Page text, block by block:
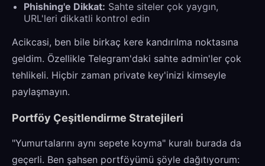
Phishing'e Dikkat: Sahte siteler çok yaygın,
URL'leri dikkatli kontrol edin
Acikcasi, ben bile birkaç kere kandırılma noktasına
geldim. Özellikle Telegram'daki sahte admin'ler çok
tehlikeli. Hiçbir zaman private key'inizi kimseyle
paylaşmayın.
Portföy Çeşitlendirme Stratejileri
"Yumurtalarını aynı sepete koyma" kuralı burada da
geçerli. Ben şahsen portföyümü şöyle dağıtıyorum: